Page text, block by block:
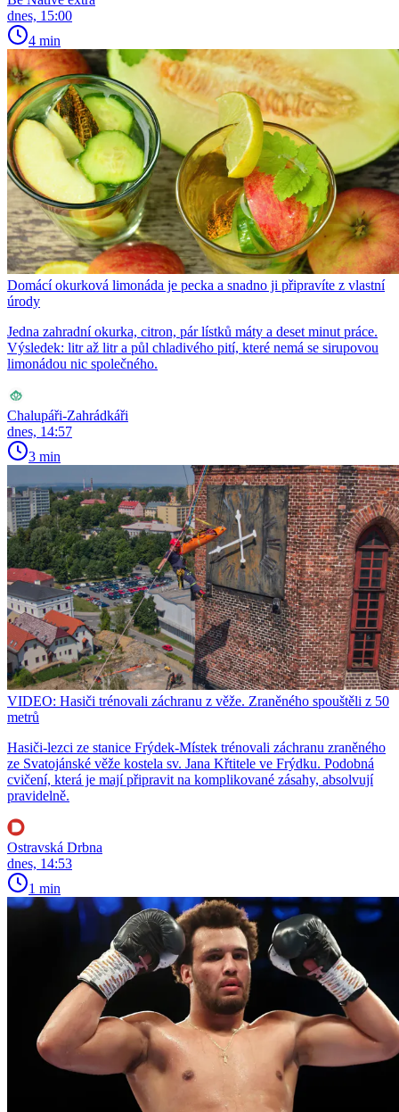
dnes, 15:00
4 min
Domácí okurková limonáda je pecka a snadno ji připravíte z vlastní
úrody
Jedna zahradní okurka, citron, pár lístků máty a deset minut práce.
Výsledek: litr až litr a půl chladivého pití, které nemá se sirupovou
limonádou nic společného.
Chalupáři-Zahrádkáři
dnes, 14:57
3 min
VIDEO: Hasiči trénovali záchranu z věže. Zraněného spouštěli z 50
metrů
Hasiči-lezci ze stanice Frýdek-Místek trénovali záchranu zraněného
ze Svatojánské věže kostela sv. Jana Křtitele ve Frýdku. Podobná
cvičení, která je mají připravit na komplikované zásahy, absolvují
pravidelně.
Ostravská Drbna
dnes, 14:53
1 min